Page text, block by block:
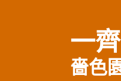
一
嗇色